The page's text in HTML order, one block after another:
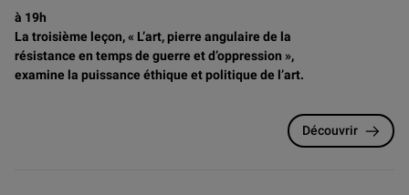
à 19h
La troisième leçon, « L’art, pierre angulaire de la
résistance en temps de guerre et d’oppression »,
examine la puissance éthique et politique de l’art.
Découvrir